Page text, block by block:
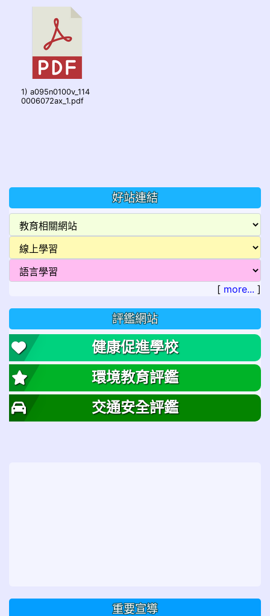
1) a095n0100v_114
0006072ax_1.pdf
好站連結
[ more... ]
評鑑網站
健康促進學校
環境教育評鑑
交通安全評鑑
重要宣導